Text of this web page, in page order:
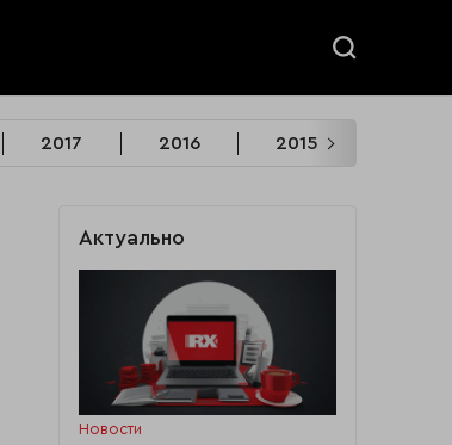
2017 2016 2015
Актуально
Новости